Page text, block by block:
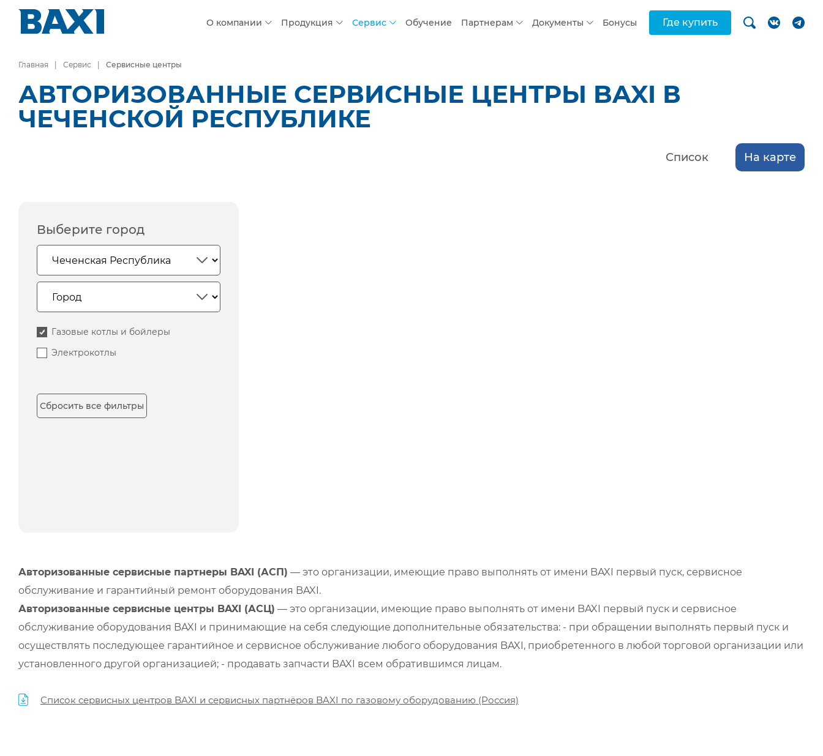
О компании Продукция Сервис Обучение Партнерам Документы Бонусы Где купить
Главная Сервис Сервисные центры
АВТОРИЗОВАННЫЕ СЕРВИСНЫЕ ЦЕНТРЫ BAXI В
ЧЕЧЕНСКОЙ РЕСПУБЛИКЕ
Список На карте
Выберите город
Газовые котлы и бойлеры
Электрокотлы
Сбросить все фильтры
Авторизованные сервисные партнеры BAXI (АСП) — это организации, имеющие право выполнять от имени BAXI первый пуск, сервисное
обслуживание и гарантийный ремонт оборудования BAXI.
Авторизованные сервисные центры BAXI (АСЦ) — это организации, имеющие право выполнять от имени BAXI первый пуск и сервисное
обслуживание оборудования BAXI и принимающие на себя следующие дополнительные обязательства: - при обращении выполнять первый пуск и
осуществлять последующее гарантийное и сервисное обслуживание любого оборудования BAXI, приобретенного в любой торговой организации или
установленного другой организацией; - продавать запчасти BAXI всем обратившимся лицам.
Список сервисных центров BAXI и сервисных партнёров BAXI по газовому оборудованию (Россия)